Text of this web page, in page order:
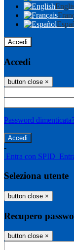
Accedi
Accedi
button close ×
Password
-
Entra con SPID
Seleziona utente
button close ×
Recupero
button close ×